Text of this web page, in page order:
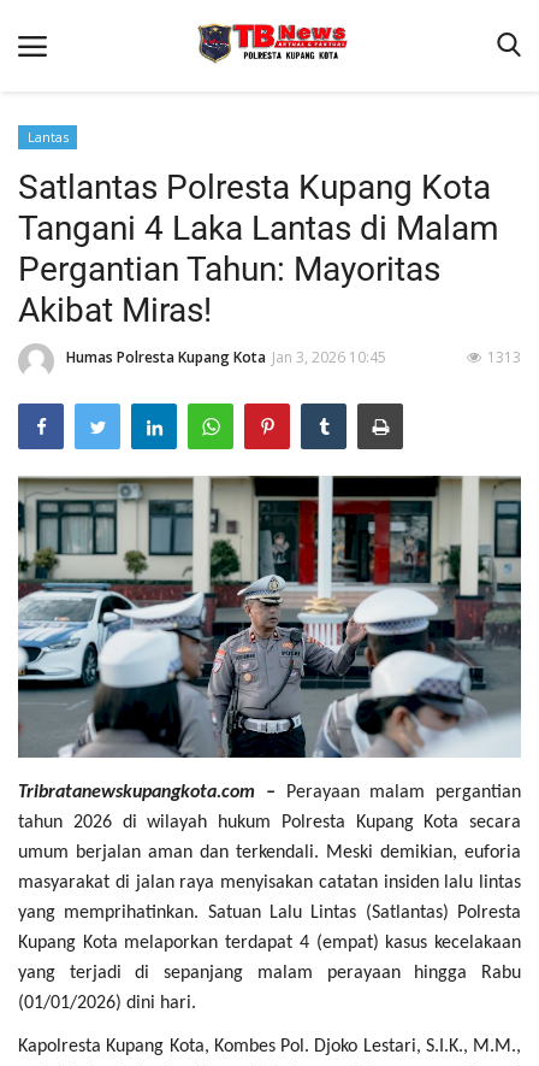
Beranda
Binkam
Terms & Conditions
Reskrim
Lantas
Mitra Polisi
Giat Ops
Polisi Kita
Lantas
Satlantas Polresta Kupang Kota
Tangani 4 Laka Lantas di Malam
Pergantian Tahun: Mayoritas
Akibat Miras!
Humas Polresta Kupang Kota Jan 3, 2026 10:45 1313
Tribratanewskupangkota.com – Perayaan malam pergantian
tahun 2026 di wilayah hukum Polresta Kupang Kota secara
umum berjalan aman dan terkendali. Meski demikian, euforia
masyarakat di jalan raya menyisakan catatan insiden lalu lintas
yang memprihatinkan. Satuan Lalu Lintas (Satlantas) Polresta
Kupang Kota melaporkan terdapat 4 (empat) kasus kecelakaan
yang terjadi di sepanjang malam perayaan hingga Rabu
(01/01/2026) dini hari.
Kapolresta Kupang Kota, Kombes Pol. Djoko Lestari, S.I.K., M.M.,